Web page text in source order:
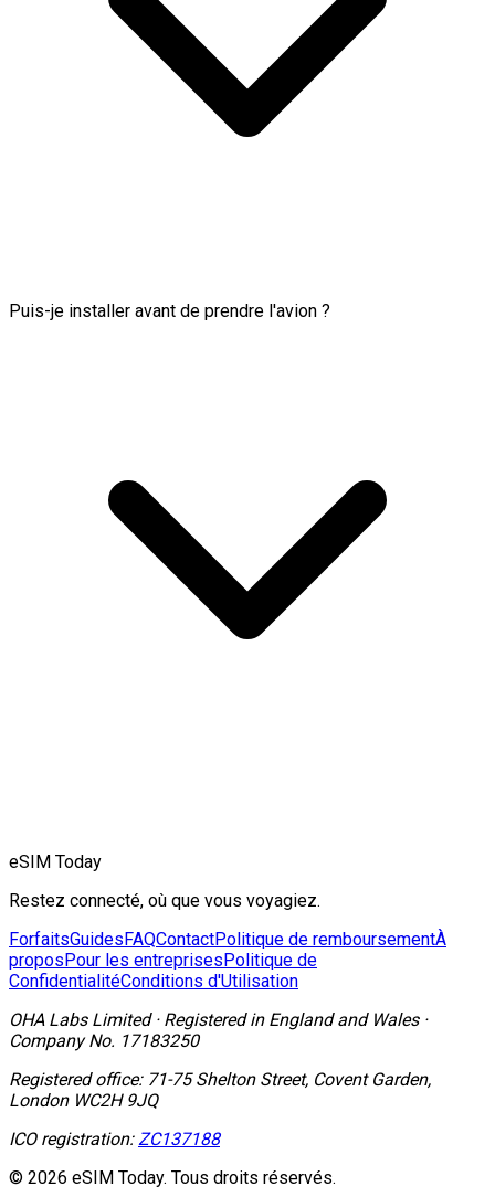
Puis-je installer avant de prendre l'avion ?
eSIM Today
Restez connecté, où que vous voyagiez.
ForfaitsGuidesFAQContactPolitique de remboursementÀ
proposPour les entreprisesPolitique de
ConfidentialitéConditions d'Utilisation
OHA Labs Limited· Registered in England and Wales·
Company No. 17183250
Registered office: 71-75 Shelton Street, Covent Garden,
London WC2H 9JQ
ICO registration: ZC137188
© 2026 eSIM Today. Tous droits réservés.